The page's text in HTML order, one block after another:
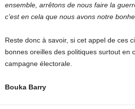
ensemble, arrêtons de nous faire la
c’est en cela que nous avons notre
Reste donc à savoir, si cet appel de ces
bonnes oreilles des politiques surtout en
campagne électorale.
Bouka Barry